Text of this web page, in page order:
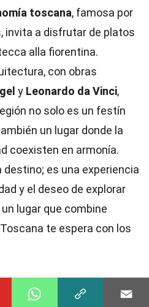
toscana, famosa por
invita a disfrutar de platos
alla fiorentina.
con obras
y Leonardo da Vinci,
no solo es un festín
un lugar donde la
coexisten en armonía.
es una experiencia
y el deseo de explorar
lugar que combine
te espera con los